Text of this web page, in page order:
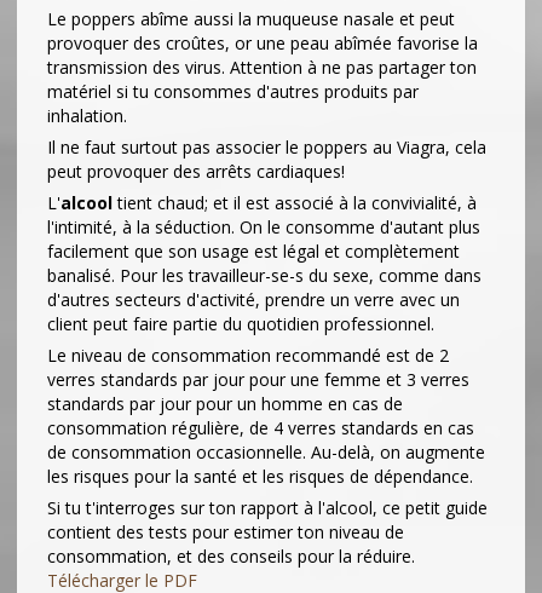
Le poppers abîme aussi la muqueuse nasale et peut
provoquer des croûtes, or une peau abîmée favorise la
transmission des virus. Attention à ne pas partager ton
matériel si tu consommes d'autres produits par
inhalation.
Il ne faut surtout pas associer le poppers au Viagra, cela
peut provoquer des arrêts cardiaques!
L'alcooltient chaud; et il est associé à la convivialité, à
l'intimité, à la séduction. On le consomme d'autant plus
facilement que son usage est légal et complètement
banalisé. Pour les travailleur-se-s du sexe, comme dans
d'autres secteurs d'activité, prendre un verre avec un
client peut faire partie du quotidien professionnel.
Le niveau de consommation recommandé est de 2
verres standards par jour pour une femme et 3 verres
standards par jour pour un homme en cas de
consommation régulière, de 4 verres standards en cas
de consommation occasionnelle. Au-delà, on augmente
les risques pour la santé et les risques de dépendance.
Si tu t'interroges sur ton rapport à l'alcool, ce petit guide
contient des tests pour estimer ton niveau de
consommation, et des conseils pour la réduire.
Télécharger le PDF